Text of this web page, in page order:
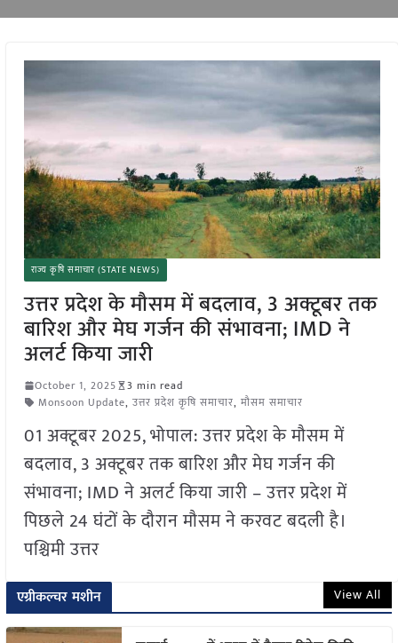
राज्य कृषि समाचार (STATE NEWS)
उत्तर प्रदेश के मौसम में बदलाव, 3 अक्टूबर तक
बारिश और मेघ गर्जन की संभावना; IMD ने
अलर्ट किया जारी
October 1, 2025
3 min read
Monsoon Update, उत्तर प्रदेश कृषि समाचार, मौसम समाचार
01 अक्टूबर 2025, भोपाल: उत्तर प्रदेश के मौसम में
बदलाव, 3 अक्टूबर तक बारिश और मेघ गर्जन की
संभावना; IMD ने अलर्ट किया जारी – उत्तर प्रदेश में
पिछले 24 घंटों के दौरान मौसम ने करवट बदली है।
पश्चिमी उत्तर
एग्रीकल्चर मशीन View All